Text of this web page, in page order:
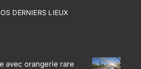
DERNIERS LIEUX
avec orangerie rare